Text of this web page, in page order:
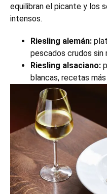
equilibran el picante y los
intensos.
Riesling alemán:
pescados crudos sin
Riesling alsaciano:
blancas, recetas